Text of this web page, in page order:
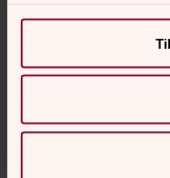
E-post: